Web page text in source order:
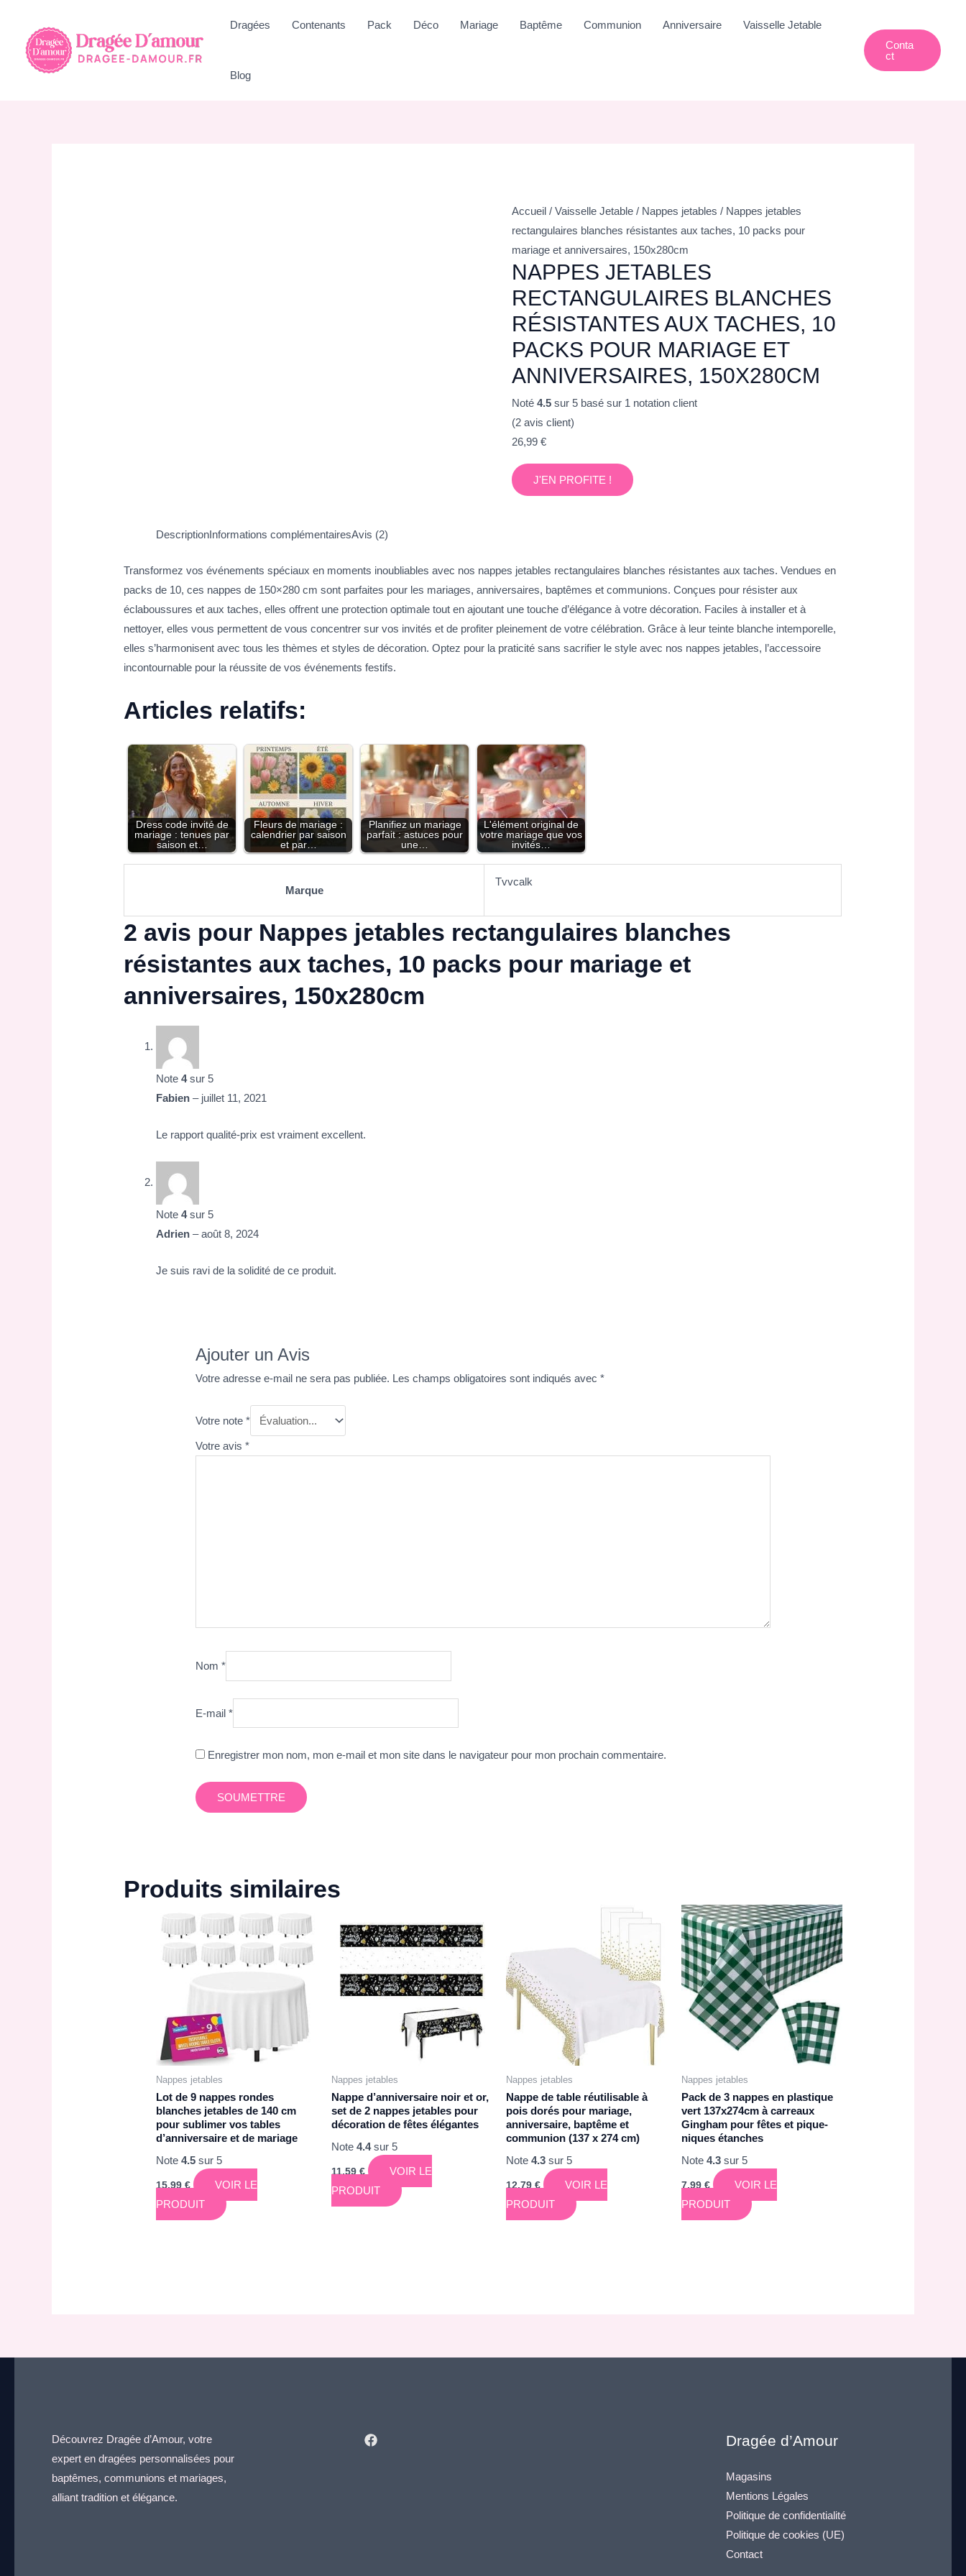
contenu
Dragées Contenants Pack Déco Mariage Baptême Communion Anniversaire Vaisselle Jetable
Blog
Conta
Ct
Accueil / Vaisselle Jetable / Nappes jetables / Nappes jetables
rectangulaires blanches résistantes aux taches, 10 packs pour
mariage et anniversaires, 150x280cm
NAPPES JETABLES
RECTANGULAIRES BLANCHES
RÉSISTANTES AUX TACHES, 10
PACKS POUR MARIAGE ET
ANNIVERSAIRES, 150X280CM
Noté 4.5 sur 5 basé sur 1 notation client
(2 avis client)
26,99 €
J'EN PROFITE !
DescriptionInformations complémentairesAvis (2)
Transformez vos événements spéciaux en moments inoubliables avec nos nappes jetables rectangulaires blanches résistantes aux taches. Vendues en
packs de 10, ces nappes de 150×280 cm sont parfaites pour les mariages, anniversaires, baptêmes et communions. Conçues pour résister aux
éclaboussures et aux taches, elles offrent une protection optimale tout en ajoutant une touche d’élégance à votre décoration. Faciles à installer et à
nettoyer, elles vous permettent de vous concentrer sur vos invités et de profiter pleinement de votre célébration. Grâce à leur teinte blanche intemporelle,
elles s’harmonisent avec tous les thèmes et styles de décoration. Optez pour la praticité sans sacrifier le style avec nos nappes jetables, l’accessoire
incontournable pour la réussite de vos événements festifs.
Articles relatifs:
Dress code invité de
mariage : tenues par
saison et…
Fleurs de mariage :
calendrier par saison
et par…
Planifiez un mariage
parfait : astuces pour
une…
L'élément original de
votre mariage que vos
invités…
Marque
Tvvcalk
2 avis pour Nappes jetables rectangulaires blanches
résistantes aux taches, 10 packs pour mariage et
anniversaires, 150x280cm
Note4sur 5
Fabien– juillet 11, 2021
Le rapport qualité-prix est vraiment excellent.
Note4sur 5
Adrien– août 8, 2024
Je suis ravi de la solidité de ce produit.
Ajouter un Avis
Votre adresse e-mail ne sera pas publiée. Les champs obligatoires sont indiqués avec*
Votre note*
Votre avis*
Nom*
E-mail*
Enregistrer mon nom, mon e-mail et mon site dans le navigateur pour mon prochain commentaire.
Produits similaires
Nappes jetables
Lot de 9 nappes rondes
blanches jetables de 140 cm
pour sublimer vos tables
d’anniversaire et de mariage
Note4.5 sur 5
15,99€
VOIR LE
PRODUIT
Nappes jetables
Nappe d’anniversaire noir et or,
set de 2 nappes jetables pour
décoration de fêtes élégantes
Note 4.4sur 5
11,59€
VOIR LE
PRODUIT
Nappes jetables
Nappe de table réutilisable à
pois dorés pour mariage,
anniversaire, baptême et
communion (137 x 274 cm)
Note4.3 sur 5
12,79€
VOIR LE
PRODUIT
Nappes jetables
Pack de 3 nappes en plastique
vert 137x274cm à carreaux
Gingham pour fêtes et pique-
niques étanches
Note4.3 sur 5
7,99€
VOIR LE
PRODUIT
Découvrez Dragée d’Amour, votre
expert en dragées personnalisées pour
baptêmes, communions et mariages,
alliant tradition et élégance.
Dragée d’Amour
Magasins
Mentions Légales
Politique de confidentialité
Politique de cookies (UE)
Contact